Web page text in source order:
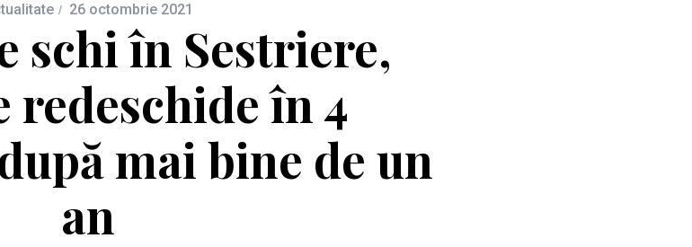
26 octombrie 2021
schi în Sestriere,
redeschide în 4
mai bine de un
an